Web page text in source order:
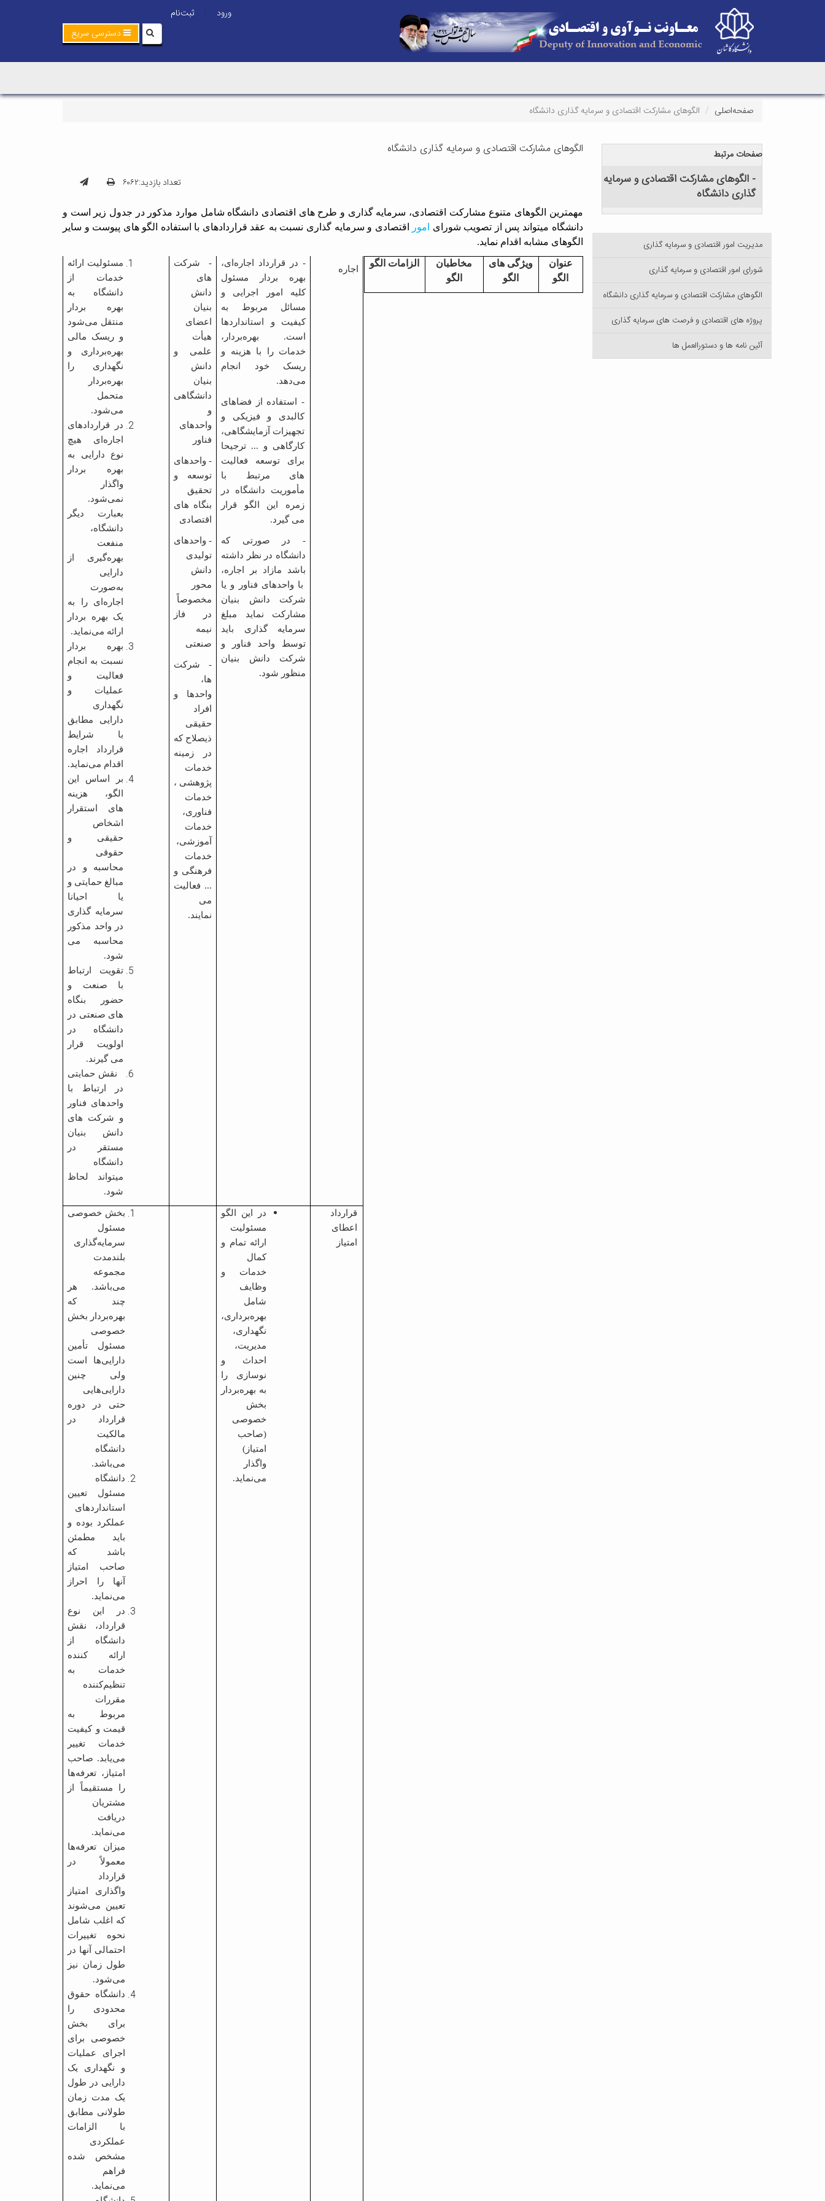
ورود |
ثبت‌نام
دسترسی سریع
صفحه‌اصلی الگوهای مشارکت اقتصادی و سرمایه گذاری دانشگاه
الگوهای مشارکت اقتصادی و سرمایه گذاری دانشگاه
تعداد بازدید:۶۰۶۲
مهمترین الگوهای متنوع مشارکت اقتصادی، سرمایه گذاری و طرح های اقتصادی دانشگاه شامل موارد مذکور در جدول زیر است و
دانشگاه میتواند پس از تصویب شورای
امور
اقتصادی و سرمایه گذاری نسبت به عقد قراردادهای با استفاده الگو های پیوست و سایر
الگوهای مشابه اقدام نماید.
عنوان
الگو
ویژگی های
الگو
مخاطبان
الگو
الزامات الگو
اجاره
- در قرارداد اجاره‌ای،
بهره بردار مسئول
کلیه امور اجرایی و
مسائل مربوط به
کیفیت و استانداردها
است. بهره‌بردار،
خدمات را با هزینه و
ریسک خود انجام
می‌دهد.
- استفاده از فضاهای
کالبدی و فیزیکی و
تجهیزات آزمایشگاهی،
کارگاهی و ... ترجیحا
برای توسعه فعالیت
های مرتبط با
مأموریت دانشگاه در
زمره این الگو قرار
می گیرد.
- در صورتی که
دانشگاه در نظر داشته
باشد مازاد بر اجاره،
با واحدهای فناور و یا
شرکت دانش بنیان
مشارکت نماید مبلغ
سرمایه گذاری باید
توسط واحد فناور و
شرکت دانش بنیان
منظور شود.
- شرکت
های
دانش
بنیان
اعضای
هیأت
علمی و
دانش
بنیان
دانشگاهی
و
واحدهای
فناور
- واحدهای
توسعه و
تحقیق
بنگاه های
اقتصادی
- واحدهای
تولیدی
دانش
محور
مخصوصاً
در فاز
نیمه
صنعتی
- شرکت
ها،
واحدها و
افراد
حقیقی
ذیصلاح که
در زمینه
خدمات
پژوهشی ،
خدمات
فناوری،
خدمات
آموزشی،
خدمات
فرهنگی و
... فعالیت
می
نمایند.
مسئولیت ارائه
خدمات از
دانشگاه به
بهره بردار
منتقل می‌شود
و ریسک مالی
بهره‌برداری و
نگهداری را
بهره‌بردار
متحمل
می‌شود.
در قراردادهای
اجاره‌ای هیچ
نوع دارایی به
بهره بردار
واگذار
نمی‌شود.
بعبارت دیگر
دانشگاه،
منفعت
بهره‌گیری از
دارایی
به‌صورت
اجاره‌ای را به
یک بهره بردار
ارائه می‌نماید.
بهره بردار
نسبت به انجام
فعالیت و
عملیات و
نگهداری
دارایی مطابق
با شرایط
قرارداد اجاره
اقدام می‌نماید.
بر اساس این
الگو، هزینه
های استقرار
اشخاص
حقیقی و
حقوقی
محاسبه و در
مبالغ حمایتی و
یا احیانا
سرمایه گذاری
در واحد مذکور
محاسبه می
شود.
تقویت ارتباط
با صنعت و
حضور بنگاه
های صنعتی در
دانشگاه در
اولویت قرار
می گیرند.
نقش حمایتی
در ارتباط با
واحدهای فناور
و شرکت های
دانش بنیان
مستقر در
دانشگاه
میتواند لحاظ
شود.
قرارداد
اعطای
امتیاز
در این الگو
مسئولیت
ارائه تمام و
کمال
خدمات و
وظایف
شامل
بهره‌برداری،
نگه­داری،
مدیریت،
احداث و
نوسازی را
به بهره‌بردار
بخش
خصوصی
(صاحب
امتیاز)
واگذار
می‌نماید.
بخش خصوصی
مسئول
سرمایه‌گذاری
بلندمدت
مجموعه
می‌باشد. هر
چند که
بهره‌بردار بخش
خصوصی
مسئول تأمین
دارایی‌ها است
ولی چنین
دارایی‌هایی
حتی در دوره
قرارداد در
مالکیت
دانشگاه
می‌باشد.
دانشگاه
مسئول تعیین
استانداردهای
عملکرد بوده و
باید مطمئن
باشد که
صاحب امتیاز
آنها را احراز
می‌نماید.
در این نوع
قرارداد، نقش
دانشگاه از
ارائه کننده
خدمات به
تنظیم‌کننده
مقررات
مربوط به
قیمت و کیفیت
خدمات تغییر
می‌یابد. صاحب
امتیاز، تعرفه‌ها
را مستقیماً از
مشتریان
دریافت
می‌نماید.
میزان تعرفه‌ها
معمولاً در
قرارداد
واگذاری امتیاز
تعیین می‌شوند
که اغلب شامل
نحوه تغییرات
احتمالی آنها در
طول زمان نیز
می‌شود.
دانشگاه حقوق
محدودی را
برای بخش
خصوصی برای
اجرای عملیات
و نگه­داری یک
دارایی در طول
یک مدت زمان
طولانی مطابق
با الزامات
عملکردی
مشخص شده
فراهم
می‌نماید.
صفحات مرتبط
- الگوهای مشارکت اقتصادی و سرمایه
گذاری دانشگاه
مدیریت امور اقتصادی و سرمایه گذاری
شورای امور اقتصادی و سرمایه گذاری
الگوهای مشارکت اقتصادی و سرمایه گذاری دانشگاه
پروژه های اقتصادی و فرصت های سرمایه گذاری
آئین نامه ها و دستورالعمل ها